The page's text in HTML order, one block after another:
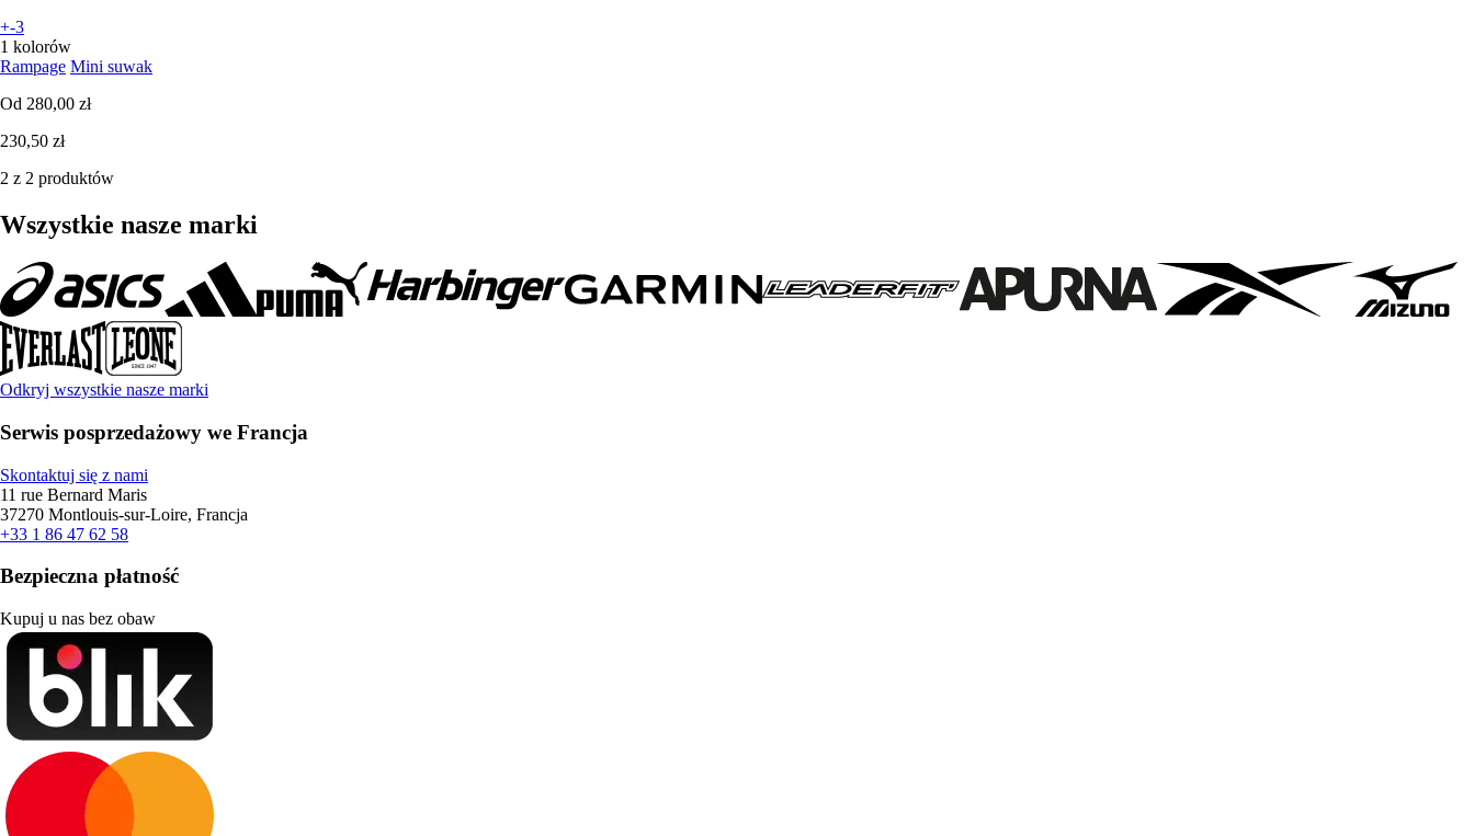
+-3
1 kolorów
Rampage Mini suwak
Od 280,00 zł
230,50 zł
2 z 2 produktów
Wszystkie nasze marki
Odkryj wszystkie nasze marki
Serwis posprzedażowy we Francja
Skontaktuj się z nami
11 rue Bernard Maris
37270 Montlouis-sur-Loire, Francja
+33 1 86 47 62 58
Bezpieczna płatność
Kupuj u nas bez obaw